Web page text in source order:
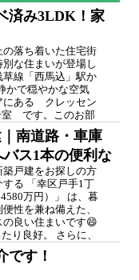
済み3LDK！家
の落ち着いた住宅街
な住まいが登場し
線「西馬込」駅か
かで穏やかな空気
にある クレッセン
室 です。このお部
ノベーション済みで
れているもの全
！そして更に、エア
南道路・車庫
ス1本の便利な
築戸建をお探しの方
する 「幸区戸手1丁
万円）」 は、暮
性を兼ね備えた、
良い住まいです😄
り良好。 さらに、
車庫付き・3部屋
みます）という人気
です！